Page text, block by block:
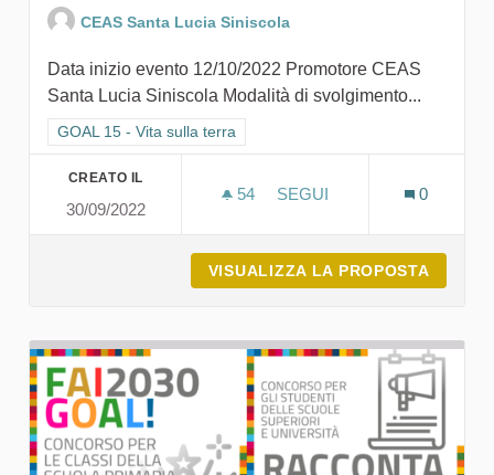
CEAS Santa Lucia Siniscola
Data inizio evento 12/10/2022 Promotore CEAS
Santa Lucia Siniscola Modalità di svolgimento...
Filtra i risultati per categoria: GOAL 15 - Vita sulla terra
GOAL 15 - Vita sulla terra
CREATO IL
30/09/2022
54 54 SOSTENITORI
SEGUI
0
VISUALIZZA LA PROPOSTA